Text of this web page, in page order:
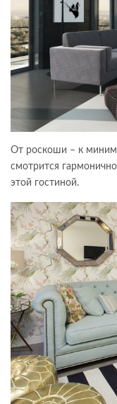
От роскоши – к
смотрится
этой гостиной.